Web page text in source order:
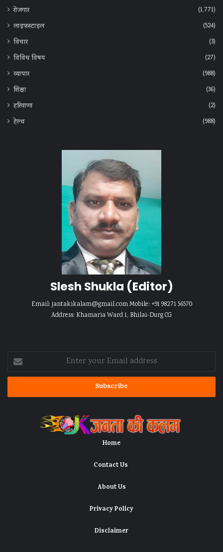
रोजगार
(1,771)
लाइफस्टाइल
(524)
विचार
(3)
विविध विषय
(27)
व्यापार
(988)
शिक्षा
(36)
हरियाणा
(2)
हेल्‍थ
(988)
Slesh Shukla (Editor)
Email:jantakikalam@gmail.comMobile: +91 98271 56570
Address: Khamaria Ward 1, Bhilai-Durg CG
your
Email
Home
Contact Us
About Us
Privacy Policy
Disclaimer